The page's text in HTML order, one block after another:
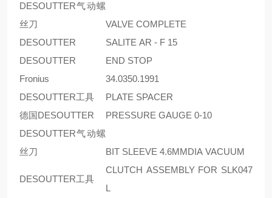
DESOUTTER气动螺
丝刀
VALVE COMPLETE
DESOUTTER
SALITE AR - F 15
DESOUTTER
END STOP
Fronius
34.0350.1991
DESOUTTER工具
PLATE SPACER
德国DESOUTTER
PRESSURE GAUGE 0-10
DESOUTTER气动螺
丝刀
BIT SLEEVE 4.6MMDIA VACUUM
DESOUTTER工具
CLUTCH ASSEMBLY FOR SLK047
L